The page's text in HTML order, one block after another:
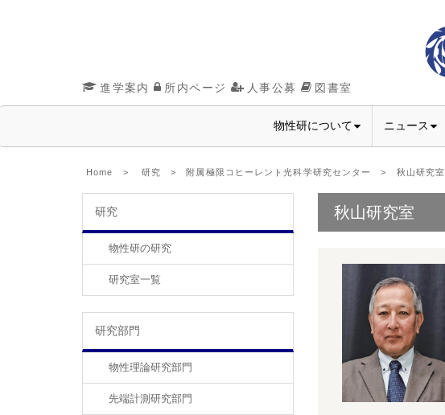
進学案内 所内ページ 人事公募 図書室
物性研について ニュース
Home > 研究 >附属極限コヒーレント光科学研究センター > 秋山研究室
研究
物性研の研究
研究室一覧
研究部門
物性理論研究部門
先端計測研究部門
秋山研究室